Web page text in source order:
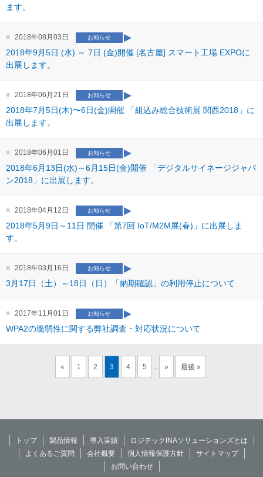
ます。
2018年08月03日 お知らせ
2018年9月5日 (水) ～ 7日 (金)開催 [名古屋] スマート工場 EXPOに
出展します。
2018年06月21日 お知らせ
2018年7月5日(木)〜6日(金)開催 「組込み総合技術展 関西2018」に
出展します。
2018年06月01日 お知らせ
2018年6月13日(水)～6月15日(金)開催 「デジタルサイネージジャパ
ン2018」に出展します。
2018年04月12日 お知らせ
2018年5月9日～11日 開催 「第7回 IoT/M2M展(春)」に出展しま
す。
2018年03月16日 お知らせ
3月17日（土）～18日（日）「納期確認」の利用停止について
2017年11月01日 お知らせ
WPA2の脆弱性に関する弊社調査・対応状況について
« 1 2 3 4 5 ... » 最後 »
トップ 製品情報 導入実績
ロジテックINAソリューションズとは
よくあるご質問
会社概要 個人情報保護方針
サイトマップ
お問い合わせ